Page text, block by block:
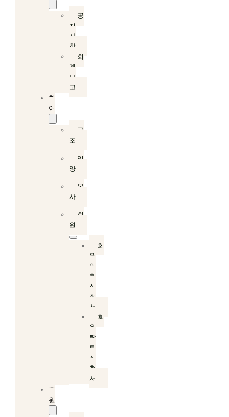
공
지
사
항
회
계
보
고
참
여
구
조
입
양
봉
사
회
원
회
원
입
회
신
청
서
회
원
탈
퇴
신
청
서
후
원